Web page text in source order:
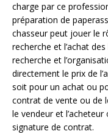
charge par ce
préparation de
chasseur peut jouer le
recherche et l’achat
recherche et
directement le prix de
soit pour un achat ou
contrat de vente ou de
le vendeur et
signature de contrat.